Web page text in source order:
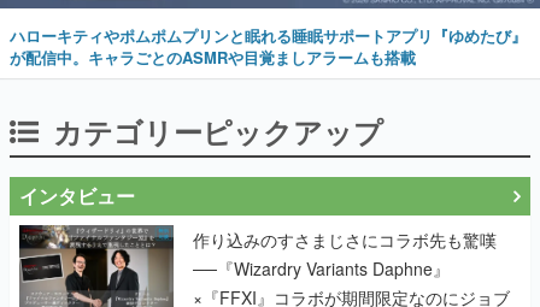
ハローキティやポムポムプリンと眠れる睡眠サポートアプリ『ゆめたび』
が配信中。キャラごとのASMRや目覚ましアラームも搭載
カテゴリーピックアップ
インタビュー
作り込みのすさまじさにコラボ先も驚嘆
──『Wizardry Variants Daphne』
×『FFXI』コラボが期間限定なのにジョブ